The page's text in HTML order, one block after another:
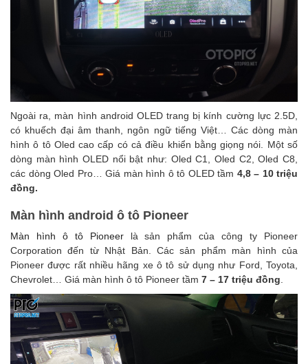
Ngoài ra, màn hình android OLED trang bị kính cường lực 2.5D,
có khuếch đại âm thanh, ngôn ngữ tiếng Việt… Các dòng màn
hình ô tô Oled cao cấp có cả điều khiển bằng giọng nói. Một số
dòng màn hình OLED nổi bật như: Oled C1, Oled C2, Oled C8,
các dòng Oled Pro… Giá màn hình ô tô OLED tầm 4,8 – 10 triệu
đồng.
Màn hình android ô tô Pioneer
Màn hình ô tô Pioneerlà sản phẩm của công ty Pioneer
Corporation đến từ Nhật Bản. Các sản phẩm màn hình của
Pioneer được rất nhiều hãng xe ô tô sử dụng như Ford, Toyota,
Chevrolet… Giá màn hình ô tô Pioneer tầm 7 – 17 triệu đồng